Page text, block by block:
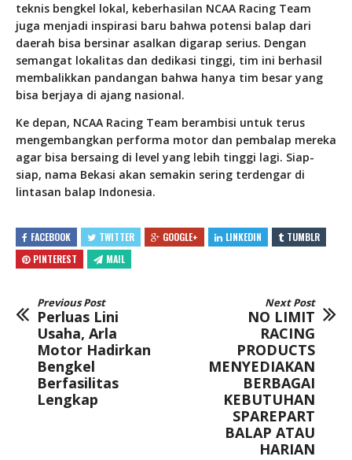
teknis bengkel lokal, keberhasilan NCAA Racing Team
juga menjadi inspirasi baru bahwa potensi balap dari
daerah bisa bersinar asalkan digarap serius. Dengan
semangat lokalitas dan dedikasi tinggi, tim ini berhasil
membalikkan pandangan bahwa hanya tim besar yang
bisa berjaya di ajang nasional.
Ke depan, NCAA Racing Team berambisi untuk terus
mengembangkan performa motor dan pembalap mereka
agar bisa bersaing di level yang lebih tinggi lagi. Siap-
siap, nama Bekasi akan semakin sering terdengar di
lintasan balap Indonesia.
FACEBOOK TWITTER GOOGLE+ LINKEDIN
TUMBLR
PINTEREST
MAIL
Previous Post
Perluas Lini
Usaha, Arla
Motor Hadirkan
Bengkel
Berfasilitas
Lengkap
Next Post
NO LIMIT
RACING
PRODUCTS
MENYEDIAKAN
BERBAGAI
KEBUTUHAN
SPAREPART
BALAP ATAU
HARIAN